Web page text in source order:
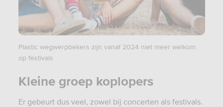
Plastic wegwerpbekers zijn vanaf 2024 niet meer welkom
op festivals
Kleine groep koplopers
Er gebeurt dus veel, zowel bij concerten als festivals.